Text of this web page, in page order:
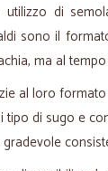
utilizzo di
sono il
ma al
al loro
tipo di sugo e